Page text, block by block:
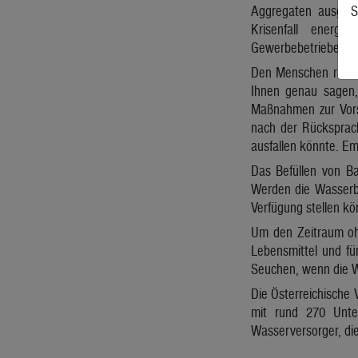
Aggregaten
Krisenfall
Gewerbebetriebe
Den Menschen rät
Ihnen genau
Maßnahmen zur
nach der
ausfallen könnte.
Das Befüllen von
Werden die
Verfügung stellen
Um den Zeitraum
Lebensmittel und
Seuchen, wenn die
Die Österreichische
mit rund 270
Wasserversorger,